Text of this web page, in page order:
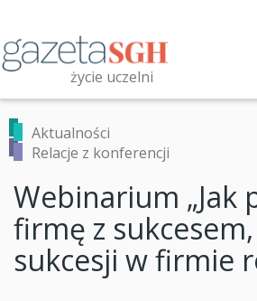
treści
życie uczelni
Przeszukaj witrynę
Aktualności
Relacje z konferencji
Webinarium „Jak
firmę z
sukcesji w firmie